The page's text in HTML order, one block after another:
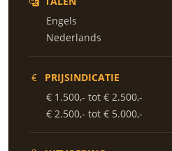
Engels
Nederlands
PRIJSINDICATIE
€ 1.500,- tot € 2.500,-
€ 2.500,- tot € 5.000,-